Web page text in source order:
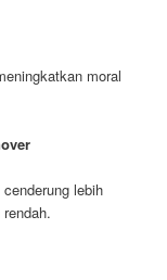
moral
lebih